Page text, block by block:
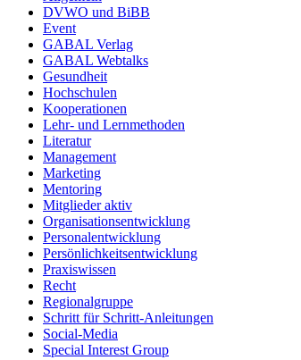
DVWO und BiBB
Event
GABAL Verlag
GABAL Webtalks
Gesundheit
Hochschulen
Kooperationen
Lehr- und Lernmethoden
Literatur
Management
Marketing
Mentoring
Mitglieder aktiv
Organisationsentwicklung
Personalentwicklung
Persönlichkeitsentwicklung
Praxiswissen
Recht
Regionalgruppe
Schritt für Schritt-Anleitungen
Social-Media
Special Interest Group